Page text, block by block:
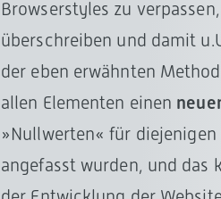
Browserstyles zu
überschreiben und damit
der eben erwähnten
allen Elementen einen
»Nullwerten« für
angefasst wurden, und das